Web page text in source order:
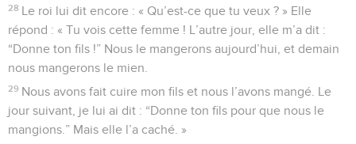
28 Le roi lui dit encore : « Qu’est-ce que tu veux ? » Elle
répond : « Tu vois cette femme ! L’autre jour, elle m’a dit :
“Donne ton fils !” Nous le mangerons aujourd’hui, et demain
nous mangerons le mien.
29 Nous avons fait cuire mon fils et nous l’avons mangé. Le
jour suivant, je lui ai dit : “Donne ton fils pour que nous le
mangions.” Mais elle l’a caché. »